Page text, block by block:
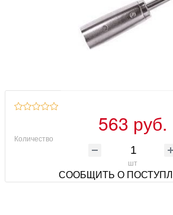
563 руб.
Количество
шт
СООБЩИТЬ О